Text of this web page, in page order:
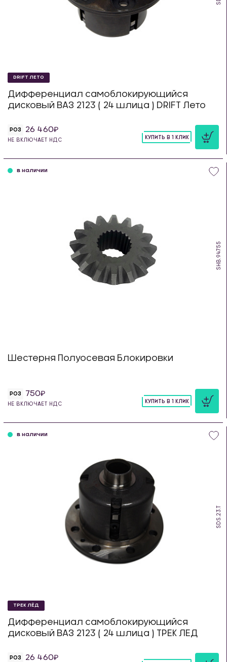
DRIFT ЛЕТО
Дифференциал самоблокирующийся
дисковый ВАЗ 2123 ( 24 шлица ) DRIFT Лето
РОЗ 26 460
НЕ ВКЛЮЧАЕТ НДС
КУПИТЬ В 1 КЛИК
SHB.94755
в наличии
Шестерня Полуосевая Блокировки
РОЗ 750
НЕ ВКЛЮЧАЕТ НДС
КУПИТЬ В 1 КЛИК
SDS.23.T
в наличии
ТРЕК ЛЁД
Дифференциал самоблокирующийся
дисковый ВАЗ 2123 ( 24 шлица ) ТРЕК ЛЕД
РОЗ 26 460